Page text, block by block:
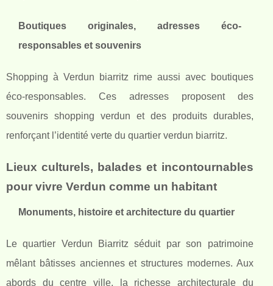
Boutiques originales, adresses éco-
responsables et souvenirs
Shopping à Verdun biarritz rime aussi avec boutiques
éco-responsables. Ces adresses proposent des
souvenirs shopping verdun et des produits durables,
renforçant l’identité verte du quartier verdun biarritz.
Lieux culturels, balades et incontournables
pour vivre Verdun comme un habitant
Monuments, histoire et architecture du quartier
Le quartier Verdun Biarritz séduit par son patrimoine
mêlant bâtisses anciennes et structures modernes. Aux
abords du centre ville, la richesse architecturale du